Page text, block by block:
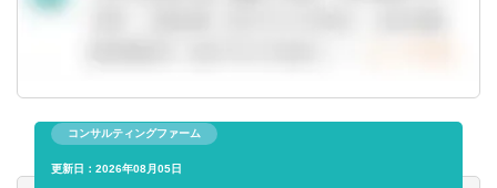
目指しています。
コンサルティングファーム
更新日：2026年08月05日